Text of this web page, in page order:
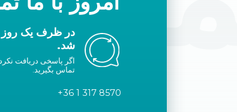
در ظرف یک روز
شد.
اگر پاسخی دریافت
تماس بگیرید.
+36 1 317 8570